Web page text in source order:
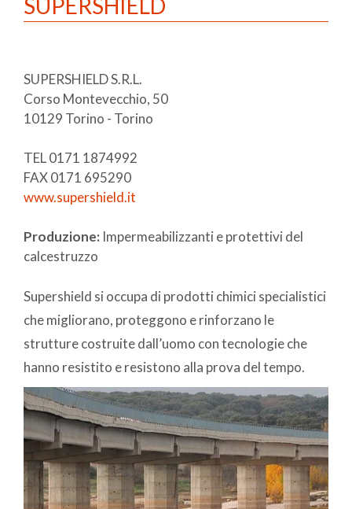
SUPERSHIELD
SUPERSHIELD S.R.L.
Corso Montevecchio, 50
10129 Torino - Torino
TEL 0171 1874992
FAX 0171 695290
www.supershield.it
Produzione: Impermeabilizzanti e protettivi del
calcestruzzo
Supershield si occupa di prodotti chimici specialistici
che migliorano, proteggono e rinforzano le
strutture costruite dall’uomo con tecnologie che
hanno resistito e resistono alla prova del tempo.